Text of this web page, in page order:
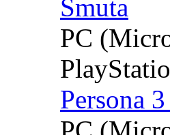
Smuta
PC
Persona